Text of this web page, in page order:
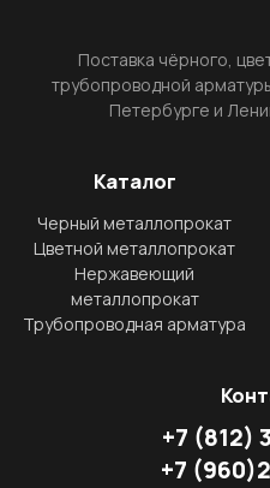
Поставка чёрного,
трубопроводной
Петербурге и
Каталог
Черный металлопрокат
Цветной металлопрокат
Нержавеющий
металлопрокат
Трубопроводная арматура
+7 (812)
+7 (960)